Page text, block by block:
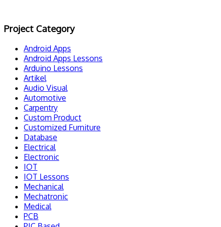
Project Category
Android Apps
Android Apps Lessons
Arduino Lessons
Artikel
Audio Visual
Automotive
Carpentry
Custom Product
Customized Furniture
Database
Electrical
Electronic
IOT
IOT Lessons
Mechanical
Mechatronic
Medical
PCB